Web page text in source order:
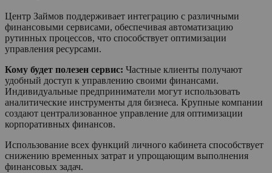
Центр Займов поддерживает интеграцию с различными
финансовыми сервисами, обеспечивая автоматизацию
рутинных процессов, что способствует оптимизации
управления ресурсами.
Кому будет полезен сервис: Частные клиенты получают
удобный доступ к управлению своими финансами.
Индивидуальные предприниматели могут использовать
аналитические инструменты для бизнеса. Крупные компании
создают централизованное управление для оптимизации
корпоративных финансов.
Использование всех функций личного кабинета способствует
снижению временных затрат и упрощающим выполнения
финансовых задач.